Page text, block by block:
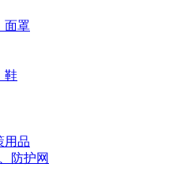
面罩
鞋
用品
防护网